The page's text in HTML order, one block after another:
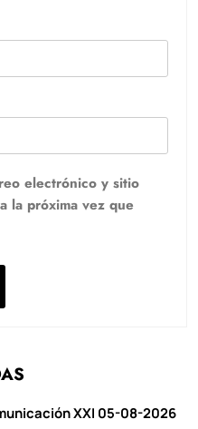
electrónico y sitio
la próxima vez que
XXI 05-08-2026